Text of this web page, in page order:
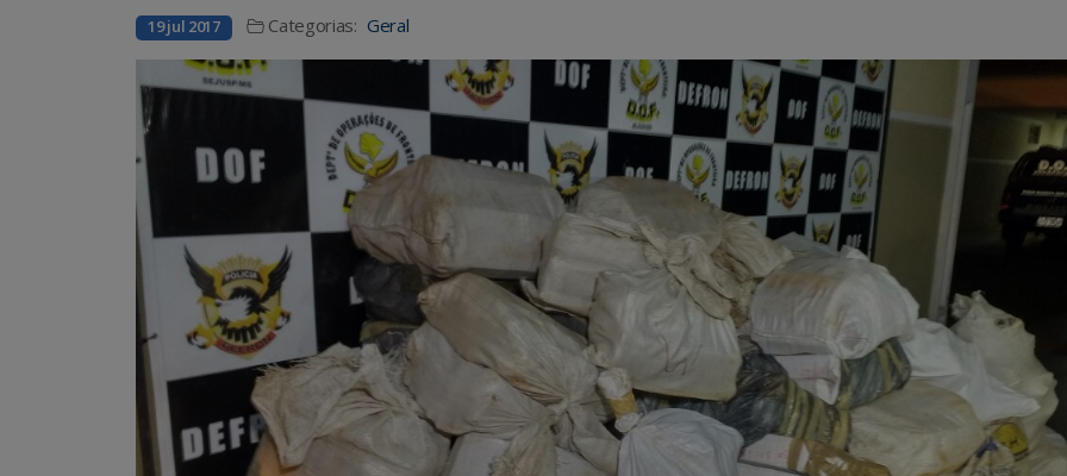
19 jul 2017 Categorias: Geral